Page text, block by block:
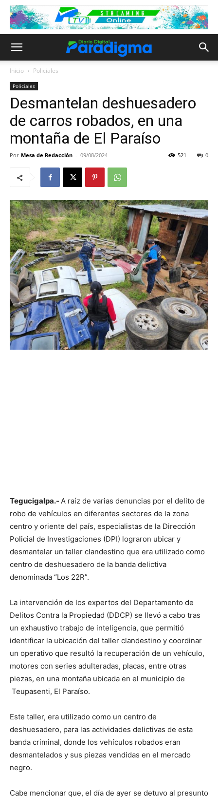
Inicio Policiales
Policiales
Desmantelan deshuesadero
de carros robados, en una
montaña de El Paraíso
Por Mesa de Redacción - 09/08/2024 0
521
Tegucigalpa.- A raíz de varias denuncias por el delito de
robo de vehículos en diferentes sectores de la zona
centro y oriente del país, especialistas de la Dirección
Policial de Investigaciones (DPI) lograron ubicar y
desmantelar un taller clandestino que era utilizado como
centro de deshuesadero de la banda delictiva
denominada “Los 22R”.
La intervención de los expertos del Departamento de
Delitos Contra la Propiedad (DDCP) se llevó a cabo tras
un exhaustivo trabajo de inteligencia, que permitió
identificar la ubicación del taller clandestino y coordinar
un operativo que resultó la recuperación de un vehículo,
motores con series adulteradas, placas, entre otras
piezas, en una montaña ubicada en el municipio de
Teupasenti, El Paraíso.
Este taller, era utilizado como un centro de
deshuesadero, para las actividades delictivas de esta
banda criminal, donde los vehículos robados eran
desmantelados y sus piezas vendidas en el mercado
negro.
Cabe mencionar que, el día de ayer se detuvo al presunto